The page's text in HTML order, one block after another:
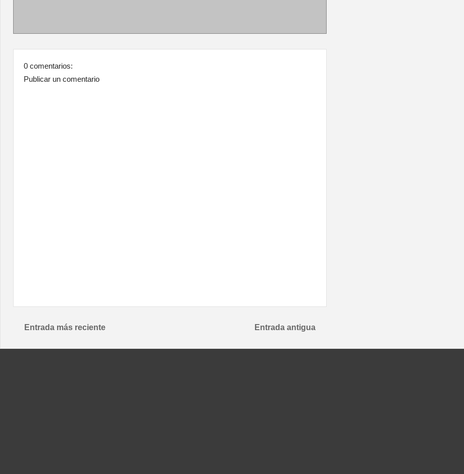
0 comentarios:
Publicar un comentario
Entrada más reciente Entrada antigua